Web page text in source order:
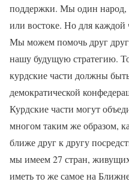
поддержки. Мы один народ,
или востоке. Но для каждой
Мы можем помочь друг
нашу будущую стратегию.
курдские части должны
демократической
Курдские части могут
многом таким же образом,
ближе друг к другу
мы имеем 27 стран,
иметь то же самое на